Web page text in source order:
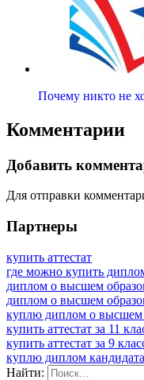
Почему никто не
Комментарии
Добавить
Для отправки
Партнеры
купить аттестат
где можно купить
диплом о высшем
диплом о высшем
куплю диплом о высшем
купить аттестат за 11
купить аттестат за 9
куплю диплом
Найти: